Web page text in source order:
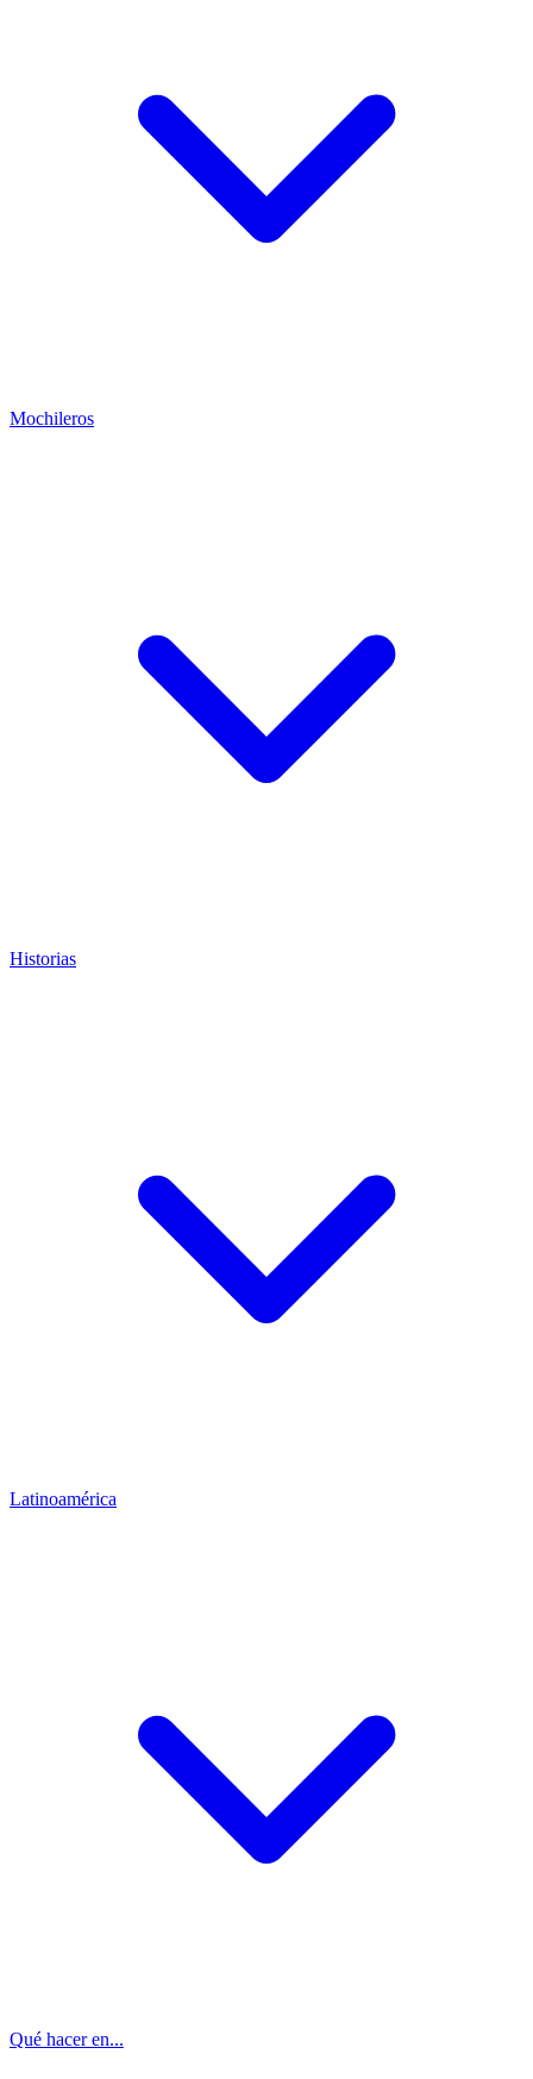
Mochileros
Historias
Latinoamérica
Qué hacer en...